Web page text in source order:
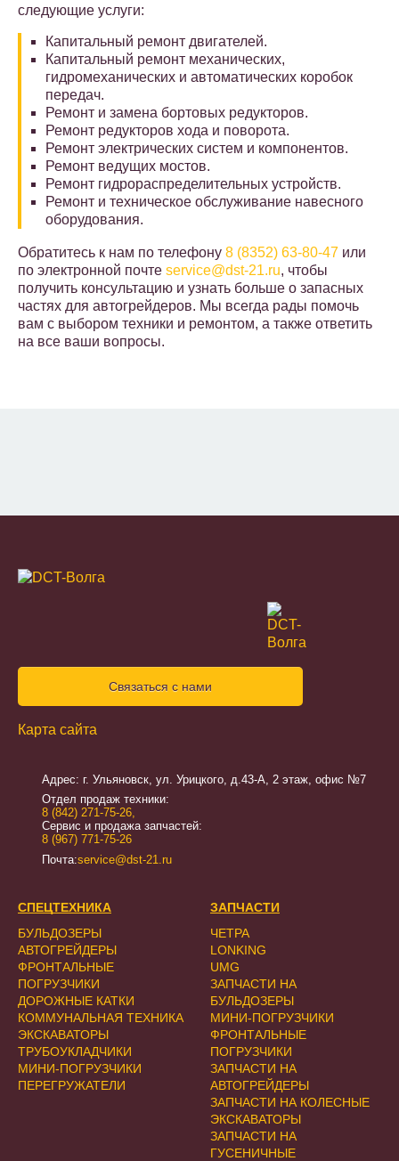
следующие услуги:
Капитальный ремонт двигателей.
Капитальный ремонт механических,
гидромеханических и автоматических коробок
передач.
Ремонт и замена бортовых редукторов.
Ремонт редукторов хода и поворота.
Ремонт электрических систем и компонентов.
Ремонт ведущих мостов.
Ремонт гидрораспределительных устройств.
Ремонт и техническое обслуживание навесного
оборудования.
Обратитесь к нам по телефону 8 (8352) 63-80-47 или
по электронной почте service@dst-21.ru, чтобы
получить консультацию и узнать больше о запасных
частях для автогрейдеров. Мы всегда рады помочь
вам с выбором техники и ремонтом, а также ответить
на все ваши вопросы.
Связаться с нами
Карта сайта
Адрес: г. Ульяновск, ул. Урицкого, д.43-А, 2 этаж, офис №7
Отдел продаж техники:
8 (842) 271-75-26,
Сервис и продажа запчастей:
8 (967) 771-75-26
Почта:service@dst-21.ru
СПЕЦТЕХНИКА
БУЛЬДОЗЕРЫ
АВТОГРЕЙДЕРЫ
ФРОНТАЛЬНЫЕ
ПОГРУЗЧИКИ
ДОРОЖНЫЕ КАТКИ
КОММУНАЛЬНАЯ ТЕХНИКА
ЭКСКАВАТОРЫ
ТРУБОУКЛАДЧИКИ
МИНИ-ПОГРУЗЧИКИ
ПЕРЕГРУЖАТЕЛИ
ЗАПЧАСТИ
ЧЕТРА
LONKING
UMG
ЗАПЧАСТИ НА
БУЛЬДОЗЕРЫ
МИНИ-ПОГРУЗЧИКИ
ФРОНТАЛЬНЫЕ
ПОГРУЗЧИКИ
ЗАПЧАСТИ НА
АВТОГРЕЙДЕРЫ
ЗАПЧАСТИ НА КОЛЕСНЫЕ
ЭКСКАВАТОРЫ
ЗАПЧАСТИ НА
ГУСЕНИЧНЫЕ